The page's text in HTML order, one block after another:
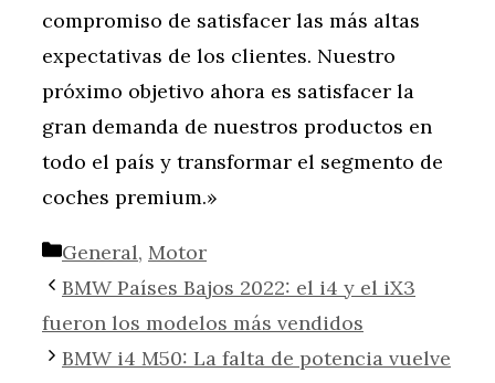
compromiso de satisfacer las más altas
expectativas de los clientes. Nuestro
próximo objetivo ahora es satisfacer la
gran demanda de nuestros productos en
todo el país y transformar el segmento de
coches premium.»
Categorías
General, Motor
BMW Países Bajos 2022: el i4 y el iX3
fueron los modelos más vendidos
BMW i4 M50: La falta de potencia vuelve